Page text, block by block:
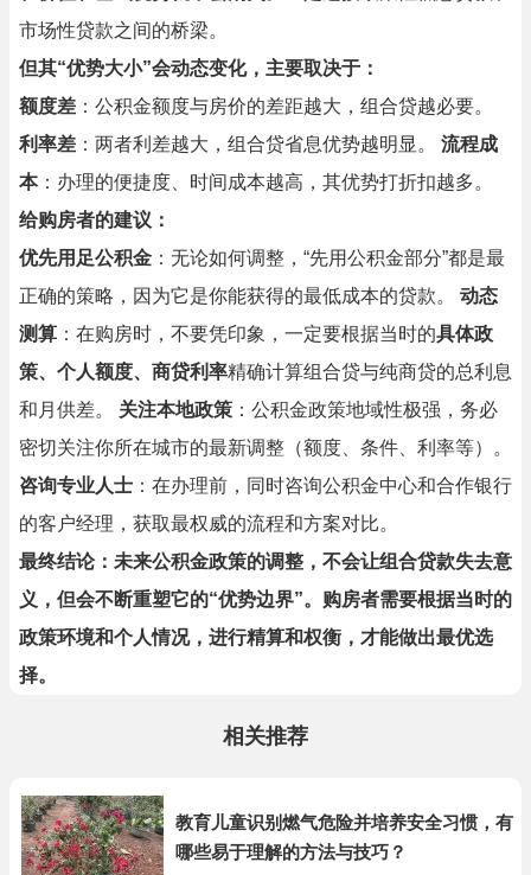
市场性贷款之间的桥梁。
但其“优势大小”会动态变化，主要取决于：
额度差 ：公积金额度与房价的差距越大，组合贷越必要。
利率差 ：两者利差越大，组合贷省息优势越明显。 流程成
本：办理的便捷度、时间成本越高，其优势打折扣越多。
给购房者的建议：
优先用足公积金 ：无论如何调整，“先用公积金部分”都是最
正确的策略，因为它是你能获得的最低成本的贷款。 动态
测算 ：在购房时，不要凭印象，一定要根据当时的具体政
策、个人额度、商贷利率精确计算组合贷与纯商贷的总利息
和月供差。 关注本地政策 ：公积金政策地域性极强，务必
密切关注你所在城市的最新调整（额度、条件、利率等）。
咨询专业人士 ：在办理前，同时咨询公积金中心和合作银行
的客户经理，获取最权威的流程和方案对比。
最终结论：未来公积金政策的调整，不会让组合贷款失去意
义，但会不断重塑它的“优势边界”。购房者需要根据当时的
政策环境和个人情况，进行精算和权衡，才能做出最优选
择。
相关推荐
教育儿童识别燃气危险并培养安全习惯，有
哪些易于理解的方法与技巧？